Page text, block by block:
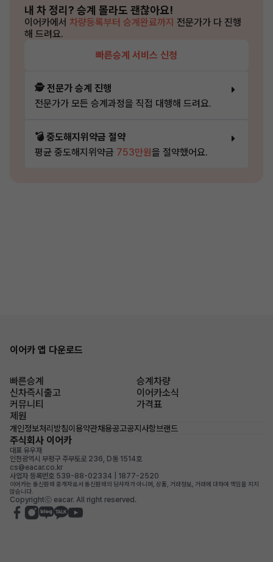
내 차 정리? 승계 몰라도 괜찮아요!
이어카에서 차량등록부터 승계완료까지 전문가가 다 진행
해 드려요.
빠른승계 서비스 신청
🕵️ 전문가 승계 진행
전문가가 모든 승계과정을 직접 대행해 드려요.
💣 중도해지위약금 절약
평균 중도해지위약금 753만원을 절약했어요.
이어카 앱 다운로드
빠른승계
승계차량
신차즉시출고
이어카소식
커뮤니티
가격표
제원
개인정보처리방침이용약관채용공고공지사항브랜드
주식회사 이어카
대표 유우재
인천광역시 부평구 주부토로 236, D동 1514호
cs@eacar.co.kr
사업자 등록번호 539-88-02334 | 1877-2520
이어카는 통신판매 중개자로서 통신판매의 당사자가 아니며, 상품, 거래정보, 거래에 대하여 책임을 지지
않습니다.
Copyrightⓒ eacar. All right reserved.